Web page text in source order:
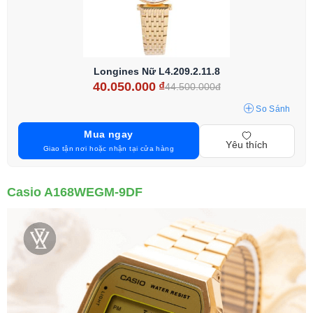
Longines Nữ L4.209.2.11.8
40.050.000 ₫44.500.000đ
So Sánh
Mua ngay
Giao tận nơi hoặc nhận tại cửa hàng Yêu thích
Casio A168WEGM-9DF